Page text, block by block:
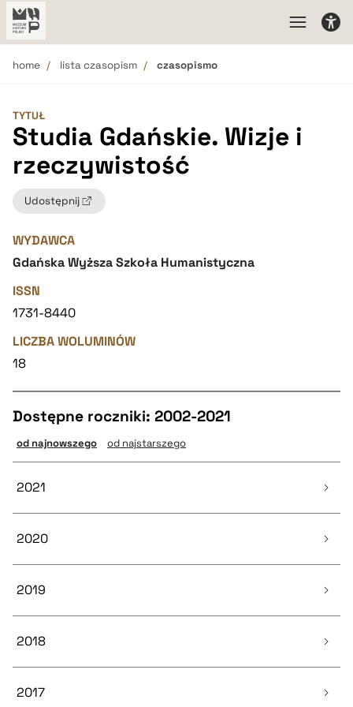
home lista czasopism czasopismo
TYTUŁ
Studia Gdańskie. Wizje i
rzeczywistość
Udostępnij
WYDAWCA
Gdańska Wyższa Szkoła Humanistyczna
ISSN
1731-8440
LICZBA WOLUMINÓW
18
Dostępne roczniki: 2002-2021
od najnowszego od najstarszego
2021
Tom 18
2020
Tom 17
2019
Tom 16
2018
Tom 15
2017